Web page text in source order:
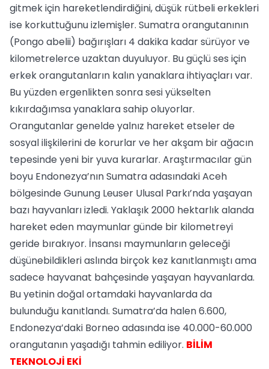
gitmek için hareketlendirdiğini, düşük rütbeli erkekleri
ise korkuttuğunu izlemişler. Sumatra orangutanının
(Pongo abelii) bağırışları 4 dakika kadar sürüyor ve
kilometrelerce uzaktan duyuluyor. Bu güçlü ses için
erkek orangutanların kalın yanaklara ihtiyaçları var.
Bu yüzden ergenlikten sonra sesi yükselten
kıkırdağımsa yanaklara sahip oluyorlar.
Orangutanlar genelde yalnız hareket etseler de
sosyal ilişkilerini de korurlar ve her akşam bir ağacın
tepesinde yeni bir yuva kurarlar. Araştırmacılar gün
boyu Endonezya’nın Sumatra adasındaki Aceh
bölgesinde Gunung Leuser Ulusal Parkı’nda yaşayan
bazı hayvanları izledi. Yaklaşık 2000 hektarlık alanda
hareket eden maymunlar günde bir kilometreyi
geride bırakıyor. İnsansı maymunların geleceği
düşünebildikleri aslında birçok kez kanıtlanmıştı ama
sadece hayvanat bahçesinde yaşayan hayvanlarda.
Bu yetinin doğal ortamdaki hayvanlarda da
bulunduğu kanıtlandı. Sumatra’da halen 6.600,
Endonezya’daki Borneo adasında ise 40.000-60.000
orangutanın yaşadığı tahmin ediliyor. BİLİM
TEKNOLOJİ EKİ